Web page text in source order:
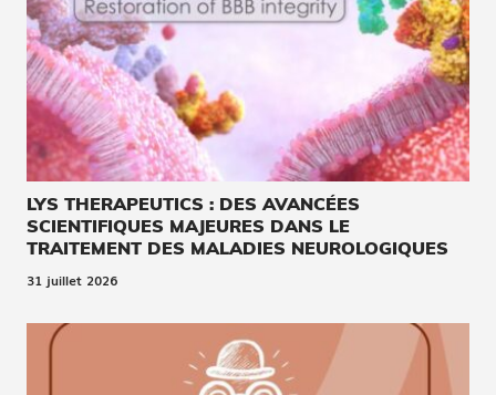
LYS THERAPEUTICS : DES AVANCÉES
SCIENTIFIQUES MAJEURES DANS LE
TRAITEMENT DES MALADIES NEUROLOGIQUES
31 juillet 2026